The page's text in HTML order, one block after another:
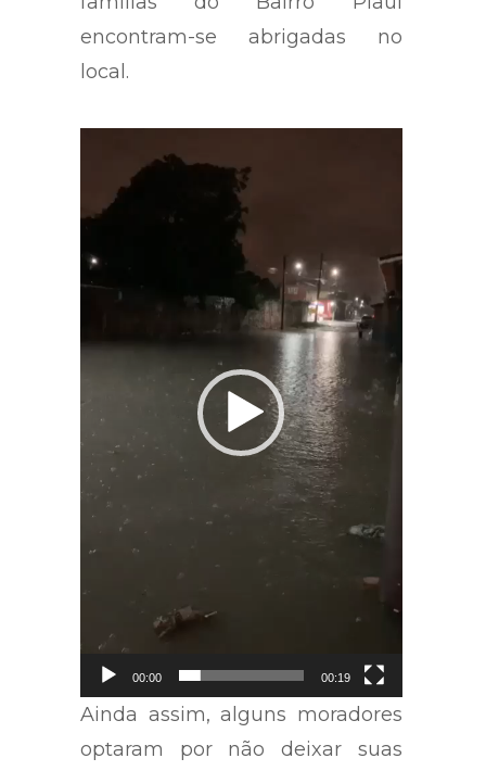
encontram-se abrigadas no
local.
00:00 00:19
Ainda assim, alguns moradores
optaram por não deixar suas